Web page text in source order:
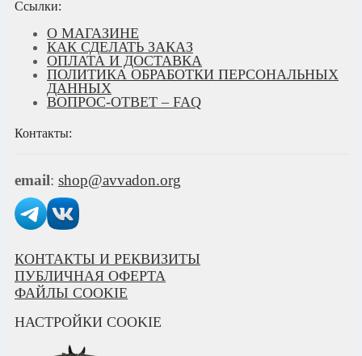
Ссылки:
О МАГАЗИНЕ
КАК СДЕЛАТЬ ЗАКАЗ
ОПЛАТА И ДОСТАВКА
ПОЛИТИКА ОБРАБОТКИ ПЕРСОНАЛЬНЫХ
ДАННЫХ
ВОПРОС-ОТВЕТ – FAQ
Контакты:
email: shop@avvadon.org
КОНТАКТЫ И РЕКВИЗИТЫ
ПУБЛИЧНАЯ ОФЕРТА
ФАЙЛЫ COOKIE
НАСТРОЙКИ COOKIE